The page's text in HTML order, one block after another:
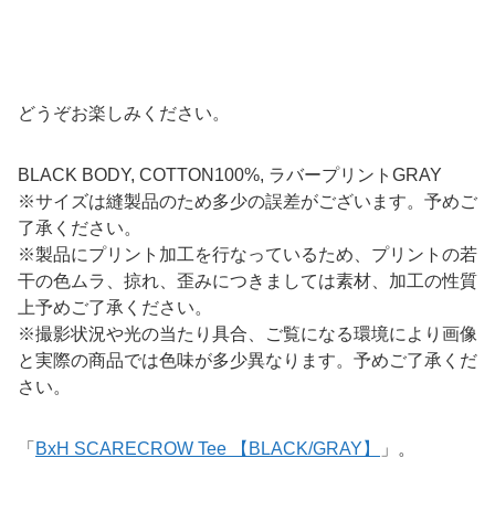
どうぞお楽しみください。
BLACK BODY, COTTON100%, ラバープリントGRAY
※サイズは縫製品のため多少の誤差がございます。予めご
了承ください。
※製品にプリント加工を行なっているため、プリントの若
干の色ムラ、掠れ、歪みにつきましては素材、加工の性質
上予めご了承ください。
※撮影状況や光の当たり具合、ご覧になる環境により画像
と実際の商品では色味が多少異なります。予めご了承くだ
さい。
「 BxH SCARECROW Tee 【BLACK/GRAY】 」。